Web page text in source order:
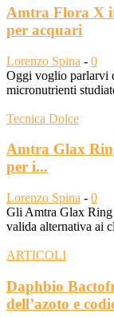
Amtra Flora X
per acquari
Lorenzo Spina - 0
Oggi voglio parlarvi
micronutrienti
Tecnica Dolce
Amtra Glax
per i...
Lorenzo Spina - 0
Gli Amtra Glax Ring
valida alternativa ai
ARTICOLI
Daphbio
dell’azoto e